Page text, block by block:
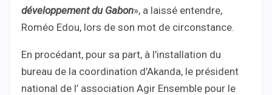
développement du Gabon», a laissé entendre,
Roméo Edou, lors de son mot de circonstance.
En procédant, pour sa part, à l’installation du
bureau de la coordination d’Akanda, le président
national de l’ association Agir Ensemble pour le